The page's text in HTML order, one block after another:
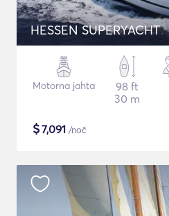
HESSEN SUPERYACHT
Motorna jahta
98 ft
30 m
$7,091 /noč